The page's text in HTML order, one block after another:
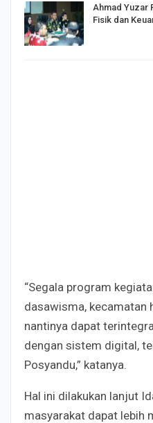
Ahmad Yuzar
Fisik dan
“Segala program
dasawisma, kecamatan
nantinya dapat
dengan sistem digital,
Posyandu,” katanya.
Hal ini dilakukan lanjut
masyarakat dapat lebih